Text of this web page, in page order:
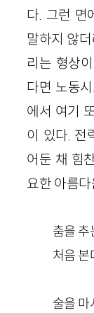
다. 그런 면
말하지 않
리는 형상
다면 노동
에서 여기
이 있다. 전
어둔 채 힘
요한 아름
춤을 추
처음 본
술을 마